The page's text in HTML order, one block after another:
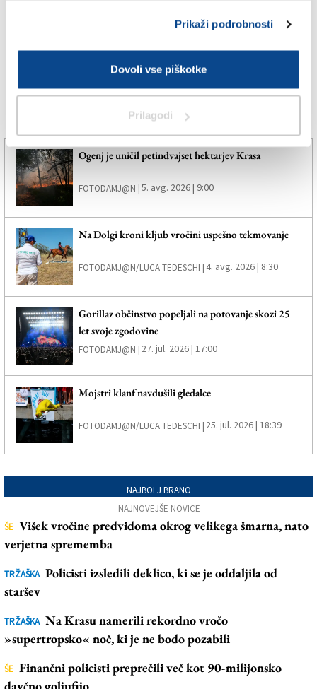
Prikaži podrobnosti
Dovoli vse piškotke
Prilagodi
NABREŽINA
Ogenj je uničil petindvajset hektarjev Krasa
FOTODAMJ@N |5. avg. 2026 | 9:00
Na Dolgi kroni kljub vročini uspešno tekmovanje
FOTODAMJ@N/LUCA TEDESCHI |4. avg. 2026 | 8:30
Gorillaz občinstvo popeljali na potovanje skozi 25
let svoje zgodovine
FOTODAMJ@N | 27. jul. 2026 | 17:00
Mojstri klanf navdušili gledalce
FOTODAMJ@N/LUCA TEDESCHI | 25. jul. 2026 | 18:39
NAJBOLJ BRANO
NAJNOVEJŠE NOVICE
ŠE Višek vročine predvidoma okrog velikega šmarna, nato
verjetna sprememba
TRŽAŠKA Policisti izsledili deklico, ki se je oddaljila od
staršev
TRŽAŠKA Na Krasu namerili rekordno vročo
»supertropsko« noč, ki je ne bodo pozabili
ŠE Finančni policisti preprečili več kot 90-milijonsko